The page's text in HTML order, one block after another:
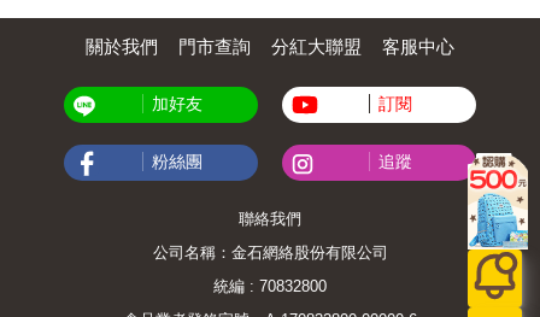
關於我們 門市查詢 分紅大聯盟 客服中心
加好友 訂閱
粉絲團 追蹤
聯絡我們
公司名稱：金石網絡股份有限公司
統編 : 70832800